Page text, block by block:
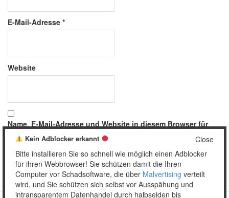
E-Mail-Adresse *
Website
Name, E-Mail-Adresse und Website in diesem Browser für
meinen nächsten Kommentar speichern.
Close
Kein Adblocker erkannt
Bitte installieren Sie so schnell wie möglich einen Adblocker
für ihren Webbrowser! Sie schützen damit die Ihren
Computer vor Schadsoftware, die über Malvertising verteilt
wird, und Sie schützen sich selbst vor Ausspähung und
intransparentem Datenhandel durch halbseiden bis